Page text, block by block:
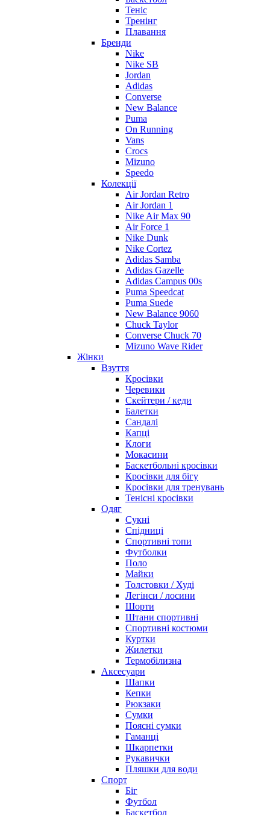
Теніс
Тренінг
Плавання
Бренди
Nike
Nike SB
Jordan
Adidas
Converse
New Balance
Puma
On Running
Vans
Crocs
Mizuno
Speedo
Колекції
Air Jordan Retro
Air Jordan 1
Nike Air Max 90
Air Force 1
Nike Dunk
Nike Cortez
Adidas Samba
Adidas Gazelle
Adidas Campus 00s
Puma Speedcat
Puma Suede
New Balance 9060
Chuck Taylor
Converse Chuck 70
Mizuno Wave Rider
Жінки
Взуття
Кросівки
Черевики
Скейтери / кеди
Балетки
Сандалі
Капці
Клоги
Мокасини
Баскетбольні кросівки
Кросівки для бігу
Кросівки для тренувань
Тенісні кросівки
Одяг
Сукні
Спідниці
Спортивні топи
Футболки
Поло
Майки
Толстовки / Худі
Легінси / лосини
Шорти
Штани спортивні
Спортивні костюми
Куртки
Жилетки
Термобілизна
Аксесуари
Шапки
Кепки
Рюкзаки
Сумки
Поясні сумки
Гаманці
Шкарпетки
Рукавички
Пляшки для води
Спорт
Біг
Футбол
Баскетбол